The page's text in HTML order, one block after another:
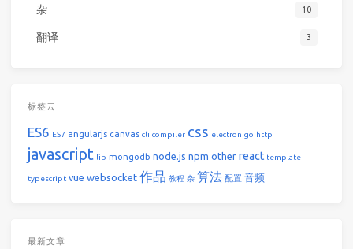
杂 10
翻译 3
标签云
ES6 ES7 angularjs canvas cli compiler css electron go http
javascript lib mongodb node.js npm other react template
typescript vue websocket 作品 教程 杂 算法 配置 音频
最新文章